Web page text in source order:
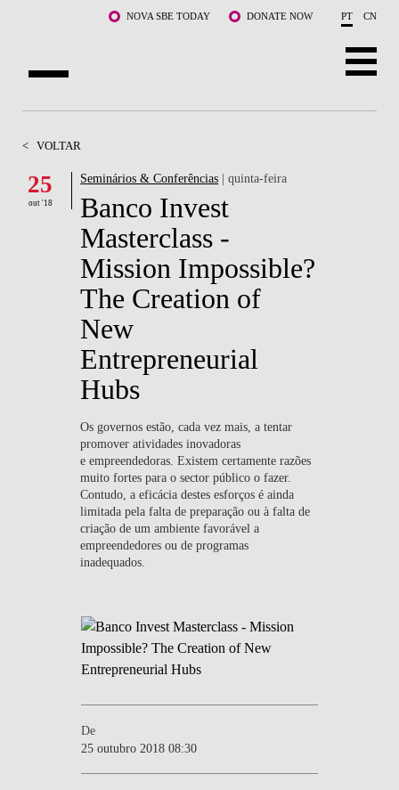
Saltar para o conteúdo principalNOVA SBE TODAY DONATE NOW PT CN
DOCENTES E INVESTIGAÇÃO
COMUNIDADE
WHAT'S HAPPENING
< VOLTAR
25
out '18
Seminários & Conferências | quinta-feira
Banco Invest
Masterclass -
Mission Impossible?
The Creation of
New
Entrepreneurial
Hubs
Os governos estão, cada vez mais, a tentar
promover atividades inovadoras
e empreendedoras. Existem certamente razões
muito fortes para o sector público o fazer.
Contudo, a eficácia destes esforços é ainda
limitada pela falta de preparação ou à falta de
criação de um ambiente favorável a
empreendedores ou de programas
inadequados.
De
25 outubro 2018 08:30